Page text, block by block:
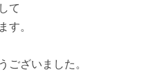
て
。
ざいました。